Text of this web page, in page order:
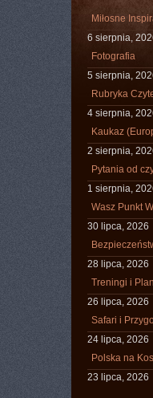
Miłosne
6 sierpnia,
Fotografia
5 sierpnia,
Rubryka
4 sierpnia,
Kaukaz
2 sierpnia,
Pytania od
1 sierpnia,
Wasz Punkt
30 lipca, 2026
28 lipca, 2026
Treningi i
26 lipca, 2026
Safari i
24 lipca, 2026
Polska na
23 lipca, 2026